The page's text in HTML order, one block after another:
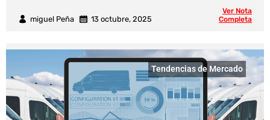
miguel Peña 13 octubre, 2025
Ver Nota
Completa
Tendencias de Mercado